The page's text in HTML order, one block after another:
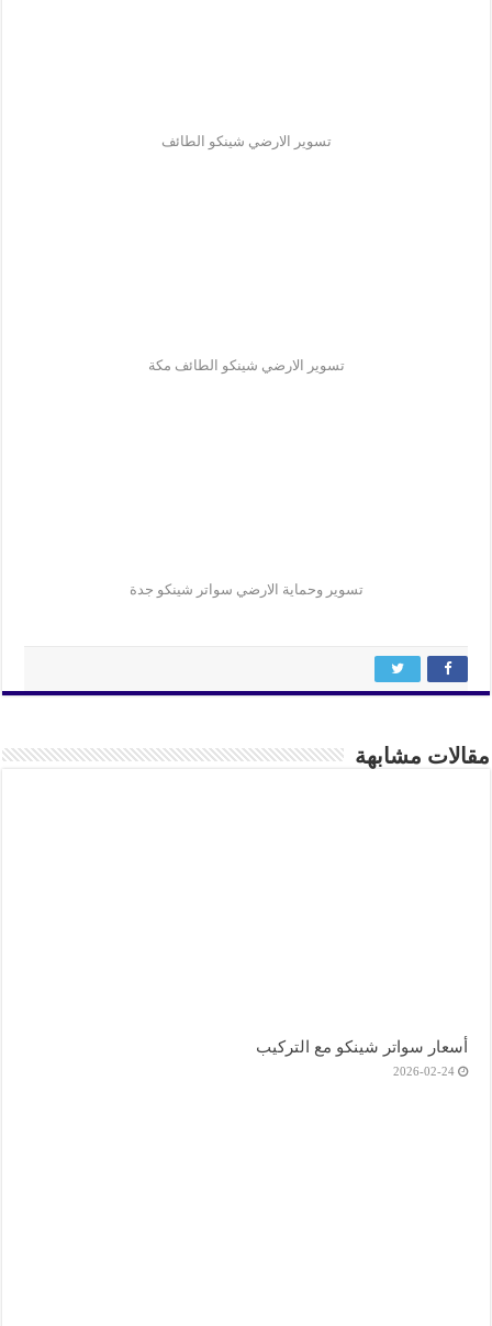
تسوير الارضي شينكو الطائف
تسوير الارضي شينكو الطائف مكة
تسوير وحماية الارضي سواتر شينكو جدة
مقالات مشابهة
أسعار سواتر شينكو مع التركيب
2026-02-24